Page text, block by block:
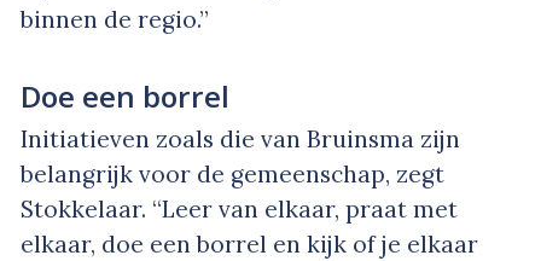
binnen de regio.”
Doe een borrel
Initiatieven zoals die van Bruinsma zijn
belangrijk voor de gemeenschap, zegt
Stokkelaar. “Leer van elkaar, praat met
elkaar, doe een borrel en kijk of je elkaar